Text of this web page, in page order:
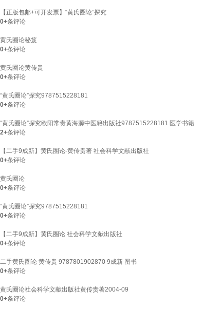
【正版包邮+可开发票】“黄氏圈论”探究
0+条评论
黄氏圈论秘笈
0+条评论
黄氏圈论黄传贵
0+条评论
“黄氏圈论”探究9787515228181
0+条评论
“黄氏圈论”探究欧阳常贵黄海源中医籍出版社9787515228181 医学书籍
2+条评论
【二手9成新】黄氏圈论-黄传贵著 社会科学文献出版社
0+条评论
黄氏圈论
0+条评论
“黄氏圈论”探究9787515228181
0+条评论
【二手9成新】黄氏圈论 社会科学文献出版社
0+条评论
二手黄氏圈论 黄传贵 9787801902870 9成新 图书
0+条评论
黄氏圈论社会科学文献出版社黄传贵著2004-09
0+条评论